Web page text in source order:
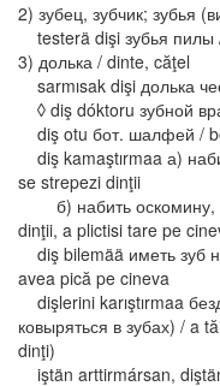
2) зубец, зубчик; зубья
testerä dişi зубья пилы
3) долька / dinte, căţel
sarmısak dişi долька
◊ diş dóktoru зубной
diş otu бот. шалфей /
diş kamaştırmaa а)
se strepezi dinţii
б) набить оскомину,
dinţii, a plictisi tare pe
diş bilemää иметь зуб
avea pică pe cineva
dişlerini karıştırmaa
ковыряться в зубах) / a
dinţi)
iştän arttirmársan,